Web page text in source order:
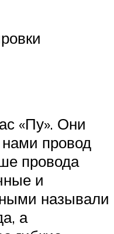
«Пу». Они
провод
провода
и
называли
а